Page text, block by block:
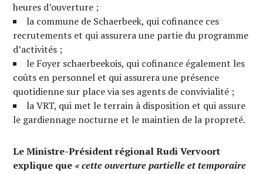
heures d’ouverture ;
la commune de Schaerbeek, qui cofinance ces
recrutements et qui assurera une partie du programme
d’activités ;
le Foyer schaerbeekois, qui cofinance également les
coûts en personnel et qui assurera une présence
quotidienne sur place via ses agents de convivialité ;
la VRT, qui met le terrain à disposition et qui assure
le gardiennage nocturne et le maintien de la propreté.
Le Ministre-Président régional Rudi Vervoort
explique que « cette ouverture partielle et temporaire